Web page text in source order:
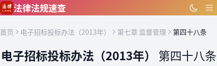
跳到主要内容
法律法规速查
首页 电子招标投标办法（2013年） 第七章 监督管理 第四十八条
电子招标投标办法（2013年） 第四十八条